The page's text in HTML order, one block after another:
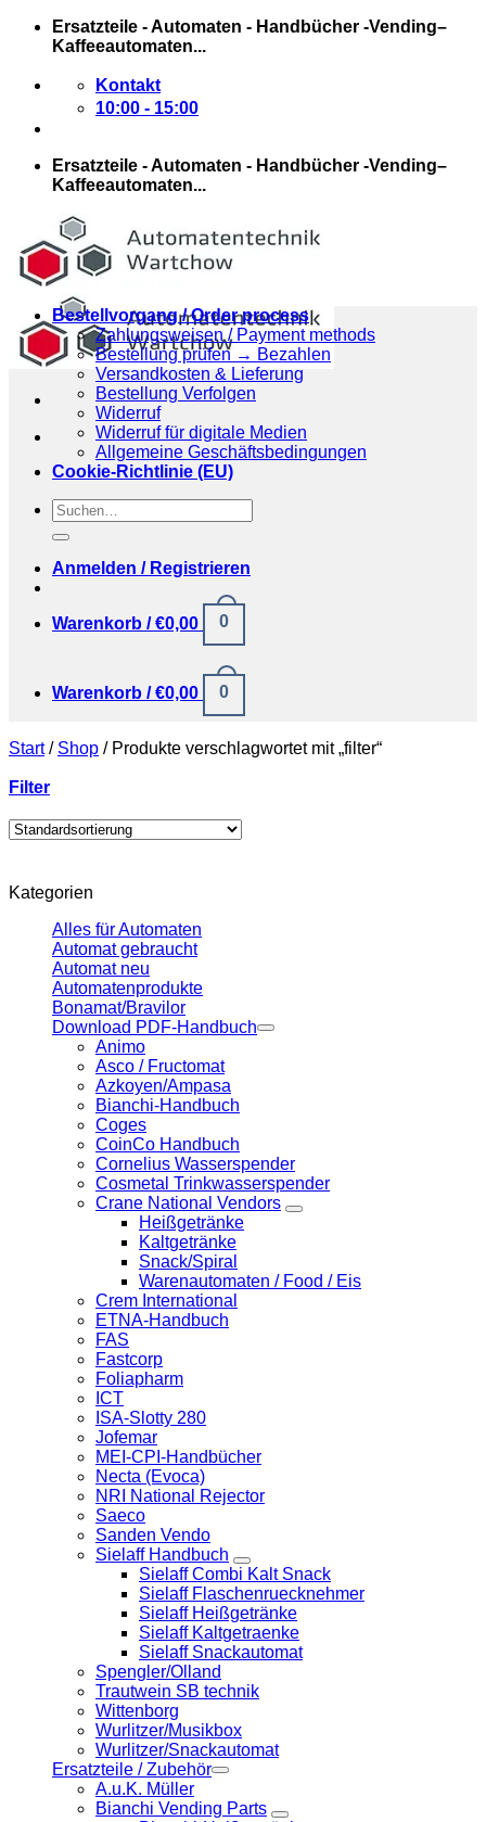
Zum
Ersatzteile - Automaten - Handbücher -Vending–
Kaffeeautomaten...
Kontakt
10:00 - 15:00
Ersatzteile - Automaten - Handbücher -Vending–
Kaffeeautomaten...
Bestellvorgang / Order process
Zahlungsweisen / Payment methods
Bestellung prüfen → Bezahlen
Versandkosten & Lieferung
Bestellung Verfolgen
Widerruf
Widerruf für digitale Medien
Allgemeine Geschäftsbedingungen
Cookie-Richtlinie (EU)
Suchen
nach:
Anmelden / Registrieren
Warenkorb /€0,00 0
Warenkorb /€0,00 0
Start / Shop /Produkte verschlagwortet mit „filter“
Filter
Kategorien
Alles für Automaten
Automat gebraucht
Automat neu
Automatenprodukte
Bonamat/Bravilor
Download PDF-Handbuch
Animo
Asco / Fructomat
Azkoyen/Ampasa
Bianchi-Handbuch
Coges
CoinCo Handbuch
Cornelius Wasserspender
Cosmetal Trinkwasserspender
Crane National Vendors
Heißgetränke
Kaltgetränke
Snack/Spiral
Warenautomaten / Food / Eis
Crem International
ETNA-Handbuch
FAS
Fastcorp
Foliapharm
ICT
ISA-Slotty 280
Jofemar
MEI-CPI-Handbücher
Necta (Evoca)
NRI National Rejector
Saeco
Sanden Vendo
Sielaff Handbuch
Sielaff Combi Kalt Snack
Sielaff Flaschenruecknehmer
Sielaff Heißgetränke
Sielaff Kaltgetraenke
Sielaff Snackautomat
Spengler/Olland
Trautwein SB technik
Wittenborg
Wurlitzer/Musikbox
Wurlitzer/Snackautomat
Ersatzteile / Zubehör
A.u.K. Müller
Bianchi Vending Parts